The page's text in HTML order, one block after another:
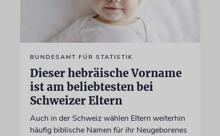
BUNDESAMT FÜR STATISTIK
Dieser hebräische Vorname
ist am beliebtesten bei
Schweizer Eltern
Auch in der Schweiz wählen Eltern weiterhin
häufig biblische Namen für ihr Neugeborenes